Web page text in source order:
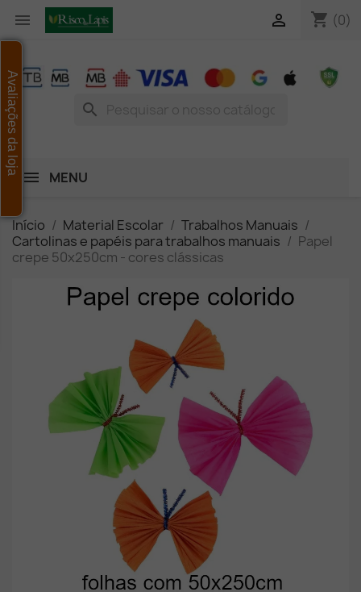
 shopping_cart (0)

search
MENU
Início Material Escolar
Trabalhos Manuais
Cartolinas e papéis para trabalhos manuais
Papel
crepe 50x250cm - cores clássicas
Avaliações da loja